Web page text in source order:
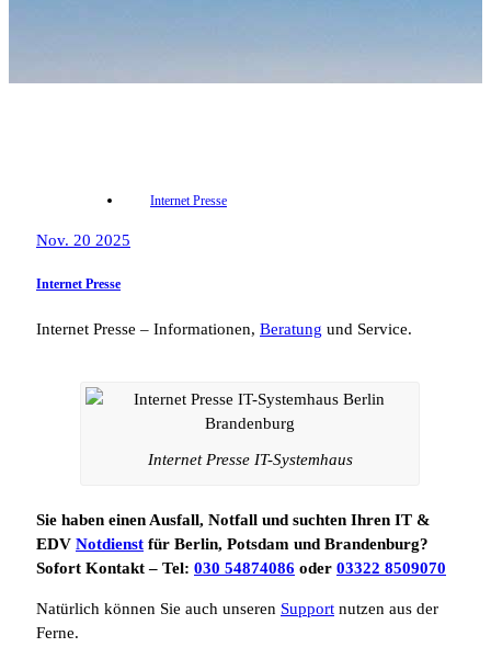
Internet Presse
Nov. 20 2025
Internet Presse
Internet Presse – Informationen, Beratung und Service.
Internet Presse IT-Systemhaus
Sie haben einen Ausfall, Notfall und suchten Ihren IT &
EDV Notdienst für Berlin, Potsdam und Brandenburg?
Sofort Kontakt – Tel: 030 54874086 oder 03322 8509070
Natürlich können Sie auch unseren Support nutzen aus der
Ferne.